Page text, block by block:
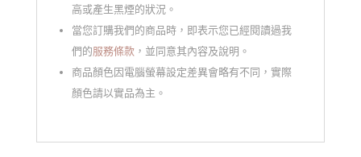
高或產生黑煙的狀況。
當您訂購我們的商品時，即表示您已經閱讀過我
們的服務條款，並同意其內容及說明。
商品顏色因電腦螢幕設定差異會略有不同，實際
顏色請以實品為主。